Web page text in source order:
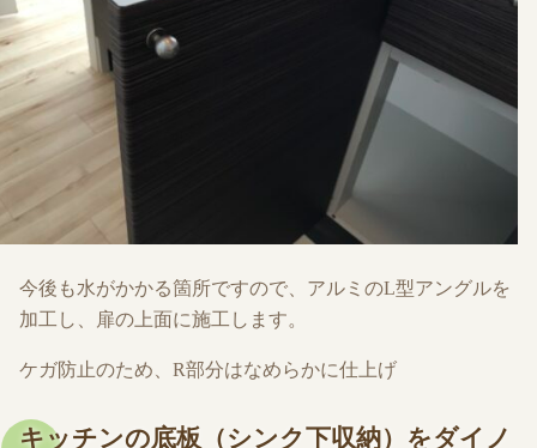
今後も水がかかる箇所ですので、アルミのL型アングルを
加工し、扉の上面に施工します。
ケガ防止のため、R部分はなめらかに仕上げ
キッチンの底板（シンク下収納）をダイノ